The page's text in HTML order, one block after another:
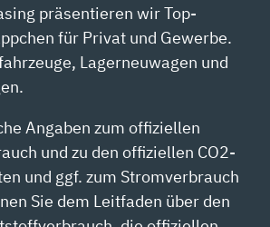
präsentieren wir Top-
für Privat und Gewerbe.
Lagerneuwagen und
Angaben zum offiziellen
und zu den offiziellen CO2-
und ggf. zum Stromverbrauch
Sie dem Leitfaden über den